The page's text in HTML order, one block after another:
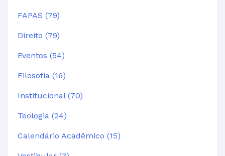
FAPAS (79)
Direito (79)
Eventos (54)
Filosofia (16)
Institucional (70)
Teologia (24)
Calendário Acadêmico (15)